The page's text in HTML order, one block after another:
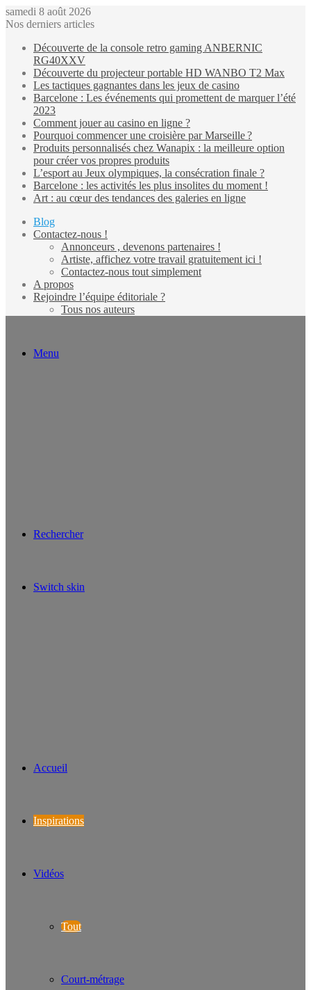
samedi 8 août 2026
Nos derniers articles
Découverte de la console retro gaming ANBERNIC
RG40XXV
Découverte du projecteur portable HD WANBO T2 Max
Les tactiques gagnantes dans les jeux de casino
Barcelone : Les événements qui promettent de marquer l’été
2023
Comment jouer au casino en ligne ?
Pourquoi commencer une croisière par Marseille ?
Produits personnalisés chez Wanapix : la meilleure option
pour créer vos propres produits
L’esport au Jeux olympiques, la consécration finale ?
Barcelone : les activités les plus insolites du moment !
Art : au cœur des tendances des galeries en ligne
Blog
Contactez-nous !
Annonceurs , devenons partenaires !
Artiste, affichez votre travail gratuitement ici !
Contactez-nous tout simplement
A propos
Rejoindre l’équipe éditoriale ?
Tous nos auteurs
Menu
Rechercher
Switch skin
Accueil
Inspirations
Vidéos
Tout
Court-métrage